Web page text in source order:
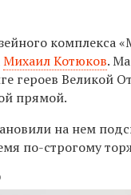
комплекса
Михаил Котюков.
героев Великой
прямой.
на нем
по-строгому